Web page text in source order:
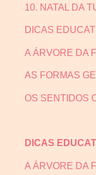
10. NATAL DA
DICAS
A ÁRVORE DA
AS FORMAS
OS SENTIDOS
DICAS
A ÁRVORE DA